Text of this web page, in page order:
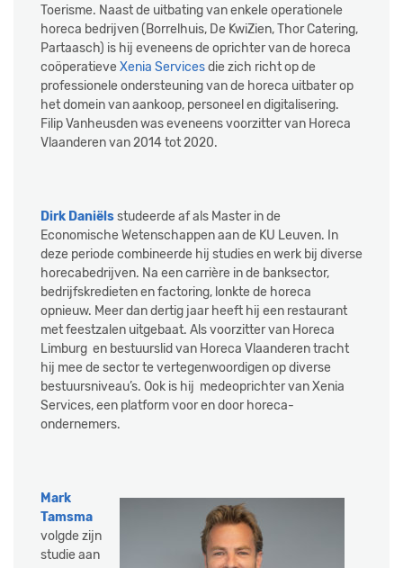
Toerisme. Naast de uitbating van enkele operationele
horeca bedrijven (Borrelhuis, De KwiZien, Thor Catering,
Partaasch) is hij eveneens de oprichter van de horeca
coöperatieveXenia Servicesdie zich richt op de
professionele ondersteuning van de horeca uitbater op
het domein van aankoop, personeel en digitalisering.
Filip Vanheusden was eveneens voorzitter van Horeca
Vlaanderen van 2014 tot 2020.
Dirk Daniëlsstudeerde af als Master in de
Economische Wetenschappen aan de KU Leuven. In
deze periode combineerde hij studies en werk bij diverse
horecabedrijven. Na een carrière in de banksector,
bedrijfskredieten en factoring, lonkte de horeca
opnieuw. Meer dan dertig jaar heeft hij een restaurant
met feestzalen uitgebaat. Als voorzitter van Horeca
Limburg en bestuurslid van Horeca Vlaanderen tracht
hij mee de sector te vertegenwoordigen op diverse
bestuursniveau’s. Ook is hij medeoprichter van Xenia
Services, een platform voor en door horeca-
ondernemers.
Mark
Tamsma
volgde zijn
studie aan